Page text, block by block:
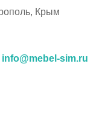
info@mebel-sim.ru